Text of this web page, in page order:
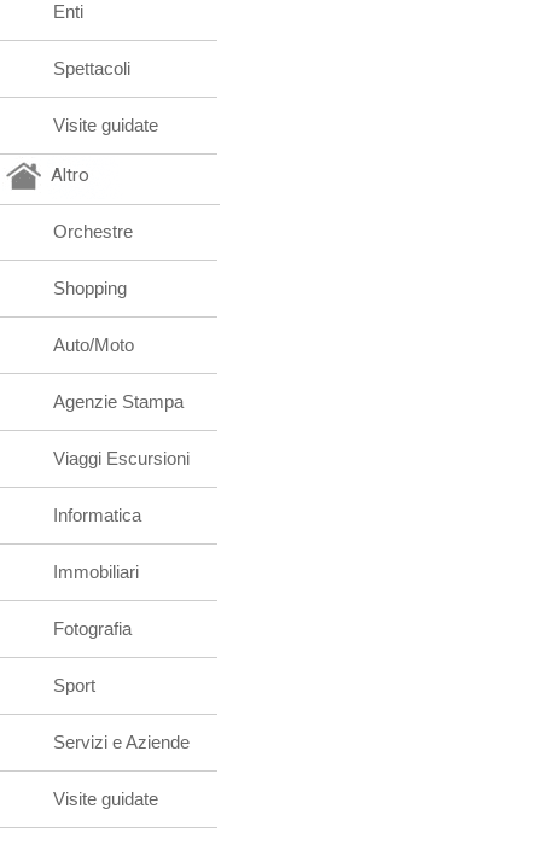
Enti
Spettacoli
Visite guidate
Altro
Orchestre
Shopping
Auto/Moto
Agenzie Stampa
Viaggi Escursioni
Informatica
Immobiliari
Fotografia
Sport
Servizi e Aziende
Visite guidate